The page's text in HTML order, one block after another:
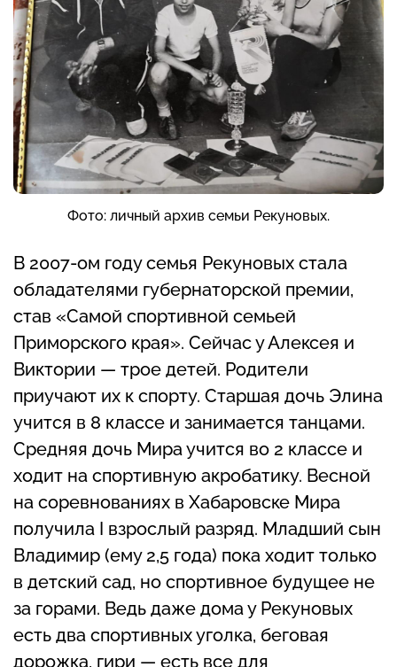
Фото: личный архив семьи Рекуновых.
В 2007-ом году семья Рекуновых стала
обладателями губернаторской премии,
став «Самой спортивной семьей
Приморского края». Сейчас у Алексея и
Виктории — трое детей. Родители
приучают их к спорту. Старшая дочь Элина
учится в 8 классе и занимается танцами.
Средняя дочь Мира учится во 2 классе и
ходит на спортивную акробатику. Весной
на соревнованиях в Хабаровске Мира
получила I взрослый разряд. Младший сын
Владимир (ему 2,5 года) пока ходит только
в детский сад, но спортивное будущее не
за горами. Ведь даже дома у Рекуновых
есть два спортивных уголка, беговая
дорожка, гири — есть все для